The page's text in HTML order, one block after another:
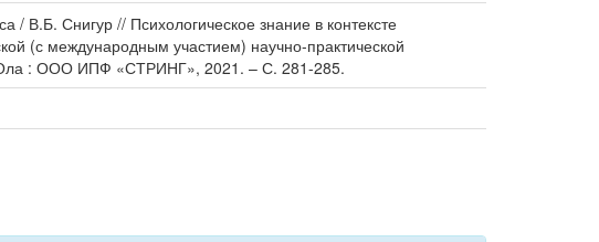
/ В.Б. Снигур // Психологическое знание в контексте
(с международным участием) научно-практической
: ООО ИПФ «СТРИНГ», 2021. – С. 281-285.